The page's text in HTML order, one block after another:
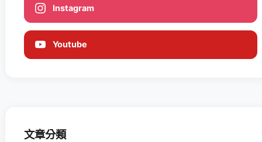
Instagram
Youtube
文章分類